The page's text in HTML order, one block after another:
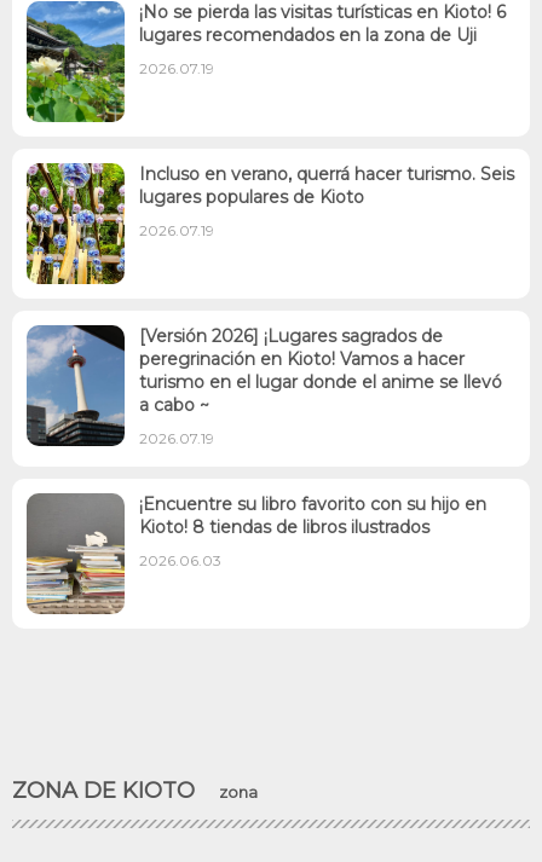
¡No se pierda las visitas turísticas en Kioto! 6
lugares recomendados en la zona de Uji
2026.07.19
Incluso en verano, querrá hacer turismo. Seis
lugares populares de Kioto
2026.07.19
[Versión 2026] ¡Lugares sagrados de
peregrinación en Kioto! Vamos a hacer
turismo en el lugar donde el anime se llevó
a cabo ~
2026.07.19
¡Encuentre su libro favorito con su hijo en
Kioto! 8 tiendas de libros ilustrados
2026.06.03
ZONA DE KIOTO zona